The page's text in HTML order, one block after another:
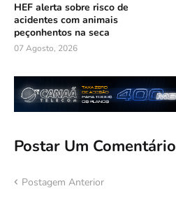
HEF alerta sobre risco de
acidentes com animais
peçonhentos na seca
07 Agosto, 2026
Postar Um Comentário
Postagem Anterior